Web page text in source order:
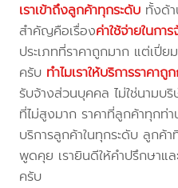
เราเข้าถึงลูกค้าทุกระดับ ทั้งด้
สำคัญคือเรื่องค่าใช้จ่ายในกา
ประเภทที่ราคาถูกมาก แต่เปี่
ครับ ทำไมเราให้บริการราคาถู
รับจ้างส่วนบุคคล ไม่ใช่นามบ
ที่ไม่สูงมาก ราคาที่ลูกค้าทุกท่า
บริการลูกค้าในทุกระดับ ลูกค้
พูดคุย เรายินดีให้คำปรึกษาแ
ครับ